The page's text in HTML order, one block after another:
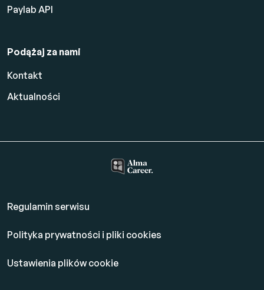
Paylab API
Podążaj za nami
Kontakt
Aktualności
Regulamin serwisu
Polityka prywatności i pliki cookies
Ustawienia plików cookie